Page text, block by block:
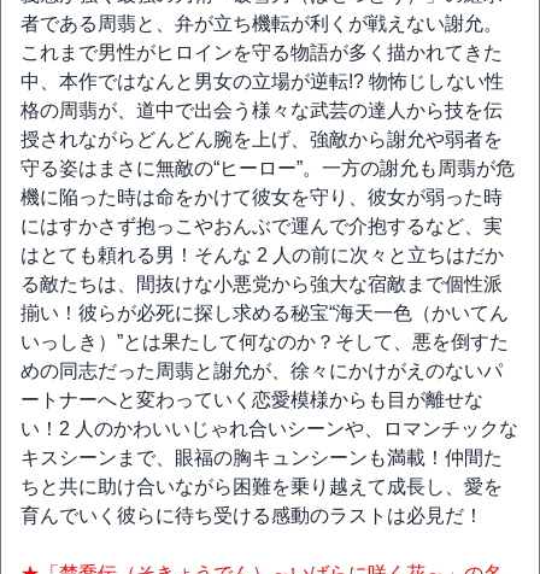
者である周翡と、弁が立ち機転が利くが戦えない謝允。
これまで男性がヒロインを守る物語が多く描かれてきた
中、本作ではなんと男女の立場が逆転!? 物怖じしない性
格の周翡が、道中で出会う様々な武芸の達人から技を伝
授されながらどんどん腕を上げ、強敵から謝允や弱者を
守る姿はまさに無敵の“ヒーロー”。一方の謝允も周翡が危
機に陥った時は命をかけて彼女を守り、彼女が弱った時
にはすかさず抱っこやおんぶで運んで介抱するなど、実
はとても頼れる男！そんな 2 人の前に次々と立ちはだか
る敵たちは、間抜けな小悪党から強大な宿敵まで個性派
揃い！彼らが必死に探し求める秘宝“海天一色（かいてん
いっしき）”とは果たして何なのか？そして、悪を倒すた
めの同志だった周翡と謝允が、徐々にかけがえのないパ
ートナーへと変わっていく恋愛模様からも目が離せな
い！2 人のかわいいじゃれ合いシーンや、ロマンチックな
キスシーンまで、眼福の胸キュンシーンも満載！仲間た
ちと共に助け合いながら困難を乗り越えて成長し、愛を
育んでいく彼らに待ち受ける感動のラストは必見だ！